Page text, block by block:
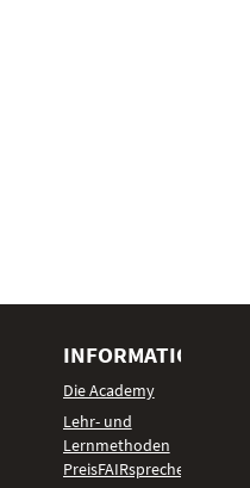
INFORMATIONEN
Die Academy
Lehr- und
Lernmethoden
PreisFAIRsprechen